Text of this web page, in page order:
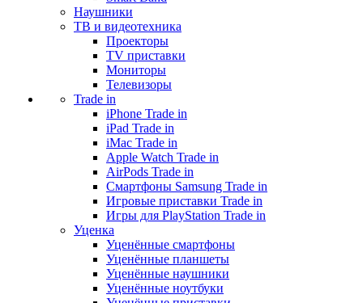
Наушники
ТВ и видеотехника
Проекторы
TV приставки
Мониторы
Телевизоры
Trade in
iPhone Trade in
iPad Trade in
iMac Trade in
Apple Watch Trade in
AirPods Trade in
Смартфоны Samsung Trade in
Игровые приставки Trade in
Игры для PlayStation Trade in
Уценка
Уценённые смартфоны
Уценённые планшеты
Уценённые наушники
Уценённые ноутбуки